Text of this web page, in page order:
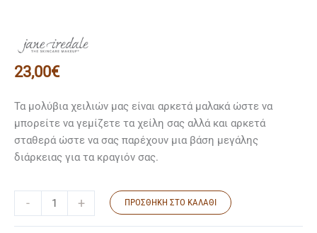
23,00€
Τα μολύβια χειλιών μας είναι αρκετά μαλακά ώστε να
μπορείτε να γεμίζετε τα χείλη σας αλλά και αρκετά
σταθερά ώστε να σας παρέχουν μια βάση μεγάλης
διάρκειας για τα κραγιόν σας.
- + ΠΡΟΣΘΉΚΗ ΣΤΟ ΚΑΛΆΘΙ